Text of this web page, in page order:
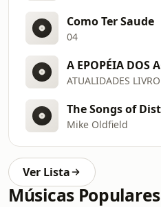
Como Ter Saude
04
ATUALIDADES LIVRO
Mike Oldfield
Ver Lista
Músicas Populares